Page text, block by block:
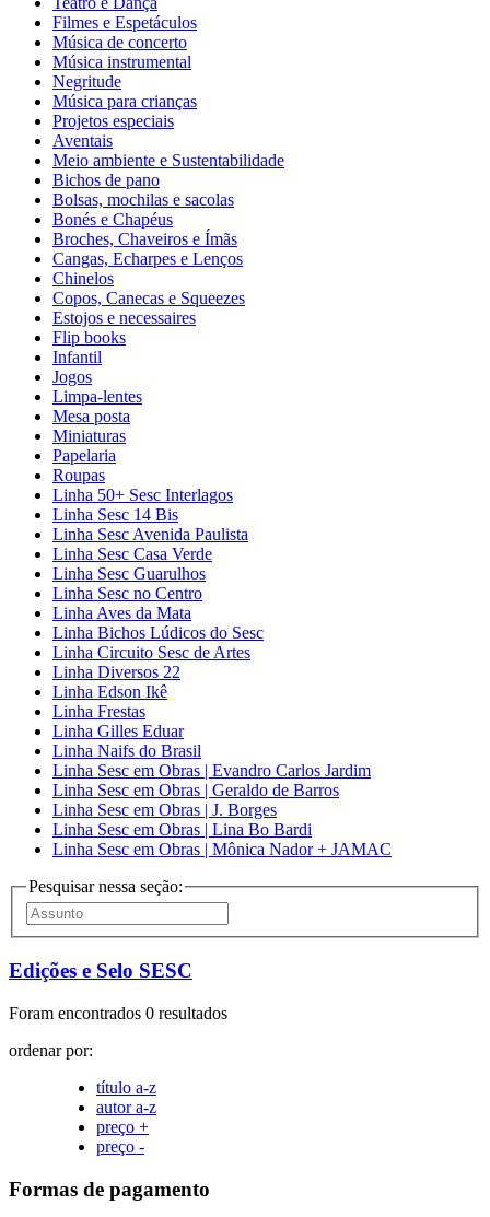
Filmes e Espetáculos
Música de concerto
Música instrumental
Negritude
Música para crianças
Projetos especiais
Aventais
Meio ambiente e Sustentabilidade
Bichos de pano
Bolsas, mochilas e sacolas
Bonés e Chapéus
Broches, Chaveiros e Ímãs
Cangas, Echarpes e Lenços
Chinelos
Copos, Canecas e Squeezes
Estojos e necessaires
Flip books
Infantil
Jogos
Limpa-lentes
Mesa posta
Miniaturas
Papelaria
Roupas
Linha 50+ Sesc Interlagos
Linha Sesc 14 Bis
Linha Sesc Avenida Paulista
Linha Sesc Casa Verde
Linha Sesc Guarulhos
Linha Sesc no Centro
Linha Aves da Mata
Linha Bichos Lúdicos do Sesc
Linha Circuito Sesc de Artes
Linha Diversos 22
Linha Edson Ikê
Linha Frestas
Linha Gilles Eduar
Linha Naifs do Brasil
Linha Sesc em Obras | Evandro Carlos Jardim
Linha Sesc em Obras | Geraldo de Barros
Linha Sesc em Obras | J. Borges
Linha Sesc em Obras | Lina Bo Bardi
Linha Sesc em Obras | Mônica Nador + JAMAC
Pesquisar nessa seção:
Edições e Selo SESC
Foram encontrados 0 resultados
ordenar por:
título a-z
autor a-z
preço +
preço -
Formas de pagamento